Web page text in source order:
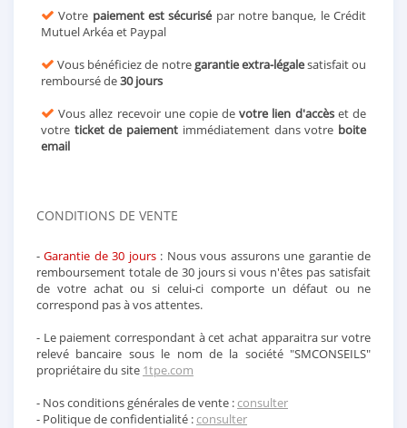
Votre paiement est sécurisé par notre banque, le Crédit
Mutuel Arkéa et Paypal
Vous bénéficiez de notregarantie extra-légalesatisfait ou
remboursé de30 jours
Vous allez recevoir une copie devotre lien d'accèset de
votre ticket de paiement immédiatement dans votre boite
email
CONDITIONS DE VENTE
-Garantie de 30 jours: Nous vous assurons une garantie de
remboursement totale de 30 jours si vous n'êtes pas satisfait
de votre achat ou si celui-ci comporte un défaut ou ne
correspond pas à vos attentes.
- Le paiement correspondant à cet achat apparaitra sur votre
relevé bancaire sous le nom de la société "SMCONSEILS"
propriétaire du site 1tpe.com
- Nos conditions générales de vente :consulter
- Politique de confidentialité :consulter